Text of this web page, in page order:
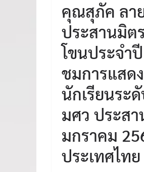
คุณสุภัค ลา
ประสานมิต
โขนประจำ
ชมการแสด
นักเรียนระ
มศว ประส
มกราคม
ประเทศไทย